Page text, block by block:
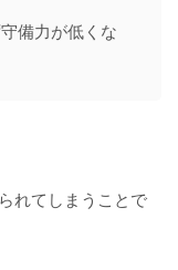
備力が低くな
れてしまうことで